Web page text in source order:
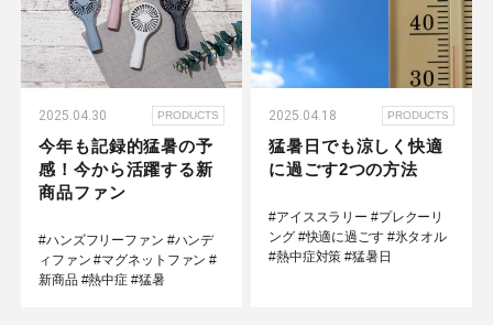
2025.04.30 PRODUCTS
今年も記録的猛暑の予
感！今から活躍する新
商品ファン
#ハンズフリーファン #ハンデ
ィファン #マグネットファン #
新商品 #熱中症 #猛暑
2025.04.18 PRODUCTS
猛暑日でも涼しく快適
に過ごす2つの方法
#アイススラリー #プレクーリ
ング #快適に過ごす #氷タオル
#熱中症対策 #猛暑日